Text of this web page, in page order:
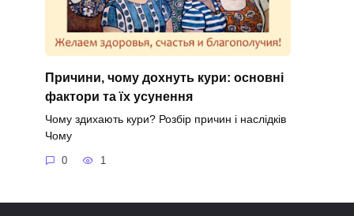
Причини, чому дохнуть кури: основні
фактори та їх усунення
Чому здихають кури? Розбір причин і наслідків
Чому
0 1